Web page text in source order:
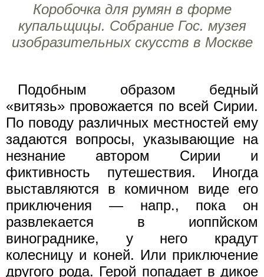
Коробочка для румян в форме
купальщицы. Собрание Гос. музея
изобразительных скусств в Москве
Подобным образом бедный
«витязь» провожается по всей Сирии.
По поводу различных местностей ему
задаются вопросы, указывающие на
незнание автором Сирии и
фиктивность путешествия. Иногда
выставляются в комичном виде его
приключения — напр., пока он
развлекается в иоппйском
винограднике, у него крадут
колесницу и коней. Или приключение
другого рода. Герой попадает в дикое